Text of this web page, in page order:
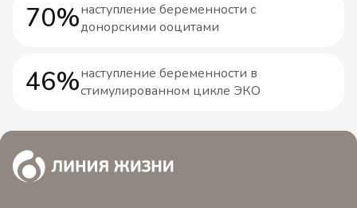
70%наступление беременности с
донорскими ооцитами
46%наступление беременности в
стимулированном цикле ЭКО